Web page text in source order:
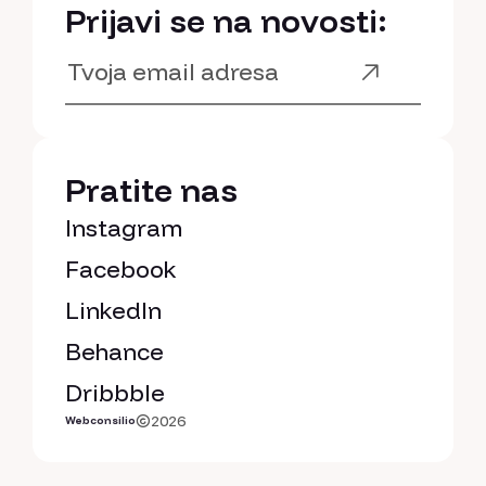
Prijavi se na novosti:
Pratite nas
Instagram
Facebook
LinkedIn
Behance
Dribbble
Webconsilio 2026